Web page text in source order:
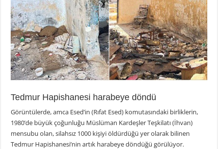
Tedmur Hapishanesi harabeye döndü
Görüntülerde, amca Esed’in (Rıfat Esed) komutasındaki birliklerin,
1980’de büyük çoğunluğu Müslüman Kardeşler Teşkilatı (İhvan)
mensubu olan, silahsız 1000 kişiyi öldürdüğü yer olarak bilinen
Tedmur Hapishanesi’nin artık harabeye döndüğü görülüyor.